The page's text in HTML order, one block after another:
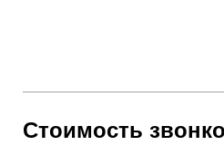
Стоимость